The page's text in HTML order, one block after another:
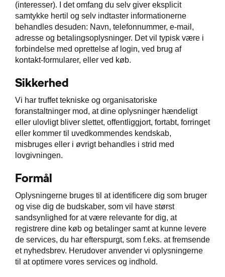
(interesser). I det omfang du selv giver eksplicit
samtykke hertil og selv indtaster informationerne
behandles desuden: Navn, telefonnummer, e-mail,
adresse og betalingsoplysninger. Det vil typisk være i
forbindelse med oprettelse af login, ved brug af
kontakt-formularer, eller ved køb.
Sikkerhed
Vi har truffet tekniske og organisatoriske
foranstaltninger mod, at dine oplysninger hændeligt
eller ulovligt bliver slettet, offentliggjort, fortabt, forringet
eller kommer til uvedkommendes kendskab,
misbruges eller i øvrigt behandles i strid med
lovgivningen.
Formål
Oplysningerne bruges til at identificere dig som bruger
og vise dig de budskaber, som vil have størst
sandsynlighed for at være relevante for dig, at
registrere dine køb og betalinger samt at kunne levere
de services, du har efterspurgt, som f.eks. at fremsende
et nyhedsbrev. Herudover anvender vi oplysningerne
til at optimere vores services og indhold.